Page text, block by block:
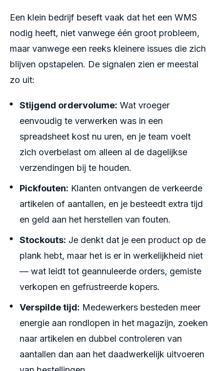
Een klein bedrijf beseft vaak dat het een WMS
nodig heeft, niet vanwege één groot probleem,
maar vanwege een reeks kleinere issues die zich
blijven opstapelen. De signalen zien er meestal
zo uit:
Stijgend ordervolume: Wat vroeger
eenvoudig te verwerken was in een
spreadsheet kost nu uren, en je team voelt
zich overbelast om alleen al de dagelijkse
verzendingen bij te houden.
Pickfouten: Klanten ontvangen de verkeerde
artikelen of aantallen, en je besteedt extra tijd
en geld aan het herstellen van fouten.
Stockouts: Je denkt dat je een product op de
plank hebt, maar het is er in werkelijkheid niet
— wat leidt tot geannuleerde orders, gemiste
verkopen en gefrustreerde kopers.
Verspilde tijd: Medewerkers besteden meer
energie aan rondlopen in het magazijn, zoeken
naar artikelen en dubbel controleren van
aantallen dan aan het daadwerkelijk uitvoeren